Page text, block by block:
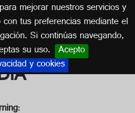
mejorar nuestros servicios y
tus preferencias mediante el
Si continúas navegando,
su uso. Acepto
y cookies DE
: